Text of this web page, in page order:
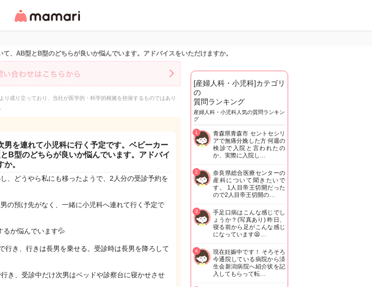
リ・情報サイト
、AB型とB型のどちらが良いか悩んでいます。アドバイスをいただけますか。
成り立っており、当社が医学的・科学的根拠を担保するものではあり
男を連れて小児科に行く予定です。ベビーカー
B型のどちらが良いか悩んでいます。アドバイ
。
、どうやら私にも移ったようで、2人分の受診予約を
の預け先がなく、一緒に小児科へ連れて行く予定で
るか悩んでいます💦
行き、行きは長男を乗せる。受診時は長男を降ろして
き、受診中だけ次男はベッドや診察台に寝かせさせ
[産婦人科・小児科]カテゴリ
の
質問ランキング
産婦人科・小児科人気の質問ランキン
グ
青森県青森市 セントセシリ
アで無痛分娩した方 何週の
検診で入院と言われたの
か、実際に入院し…
1
奈良県総合医療センターの
産科について聞きたいで
す。 1人目帝王切開だった
ので2人目帝王切開の…
2
手足口病はこんな感じでし
ょうか？(写真あり) 昨日、
寝る前から足がこんな感じ
になっています😫…
3
現在妊娠中です！ そろそろ
今通院している病院から済
生会新潟病院へ紹介状を記
入してもらって転…
4